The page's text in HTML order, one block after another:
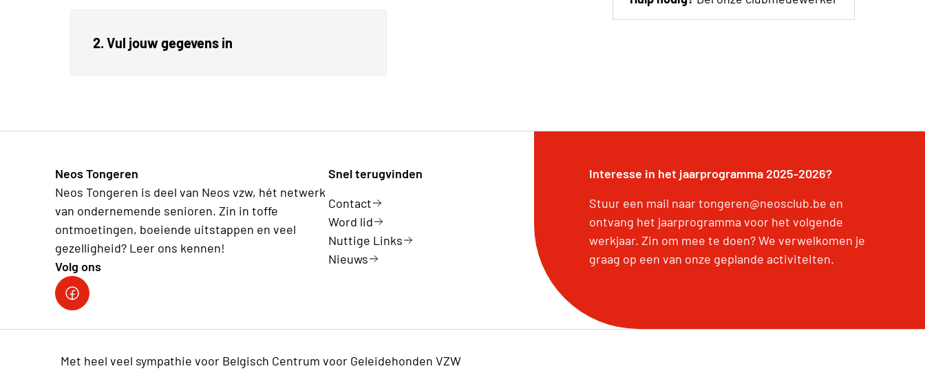
2. Vul jouw gegevens in
Neos Tongeren
Neos Tongeren is deel van Neos vzw, hét netwerk
van ondernemende senioren. Zin in toffe
ontmoetingen, boeiende uitstappen en veel
gezelligheid? Leer ons kennen!
Volg ons
Facebook Neos Tongeren
Snel terugvinden
Contact
Word lid
Nuttige Links
Nieuws
Interesse in het jaarprogramma 2025-2026?
Stuur een mail naar tongeren@neosclub.be en
ontvang het jaarprogramma voor het volgende
werkjaar. Zin om mee te doen? We verwelkomen je
graag op een van onze geplande activiteiten.
Met heel veel sympathie voor Belgisch Centrum voor Geleidehonden VZW